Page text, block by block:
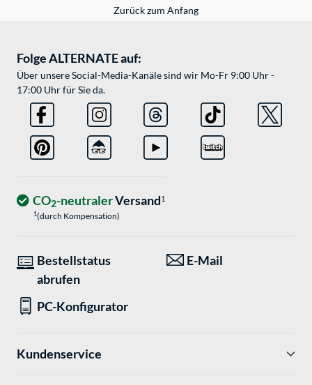
Zurück zum Anfang
Folge ALTERNATE auf:
Über unsere Social-Media-Kanäle sind wir Mo-Fr 9:00 Uhr -
17:00 Uhr für Sie da.
CO2-neutralerVersand1
1(durch Kompensation)
Bestellstatus
abrufen
E-Mail
PC-Konfigurator
Kundenservice